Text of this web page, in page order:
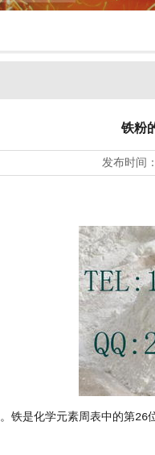
铁粉
发布时间：
铁是化学元素周表中的第26